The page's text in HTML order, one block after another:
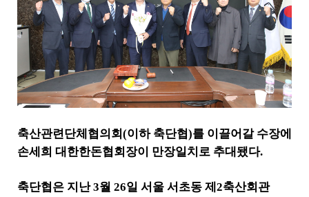
작
성
부
파
용
축산관련단체협의회 (이하 축단협)를 이끌어갈 수장에
손세희 대한한돈협회장이 만장일치로 추대됐다.
축단협은 지난3월 26일 서울 서초동 제 2축산회관